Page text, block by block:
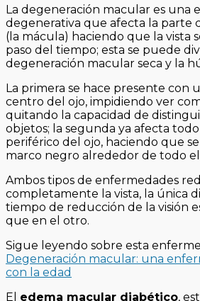
La degeneración macular es una
degenerativa que afecta la parte
(la mácula) haciendo que la vista
paso del tiempo; esta se puede
degeneración macular seca y la
La primera se hace presente con
centro del ojo, impidiendo ver
quitando la capacidad de
objetos; la segunda ya afecta todo
periférico del ojo, haciendo que
marco negro alrededor de todo el
Ambos tipos de enfermedades
completamente la vista, la única
tiempo de reducción de la visión
que en el otro.
Sigue leyendo sobre esta
Degeneración macular: una
con la edad
El edema macular diabético,